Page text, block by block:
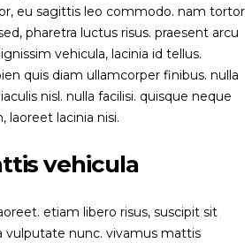
eu sagittis leo commodo. nam tortor
pharetra luctus risus. praesent arcu
vehicula, lacinia id tellus.
quis diam ullamcorper finibus. nulla
nisl. nulla facilisi. quisque neque
laoreet lacinia nisi.
vehicula
etiam libero risus, suscipit sit
vulputate nunc. vivamus mattis